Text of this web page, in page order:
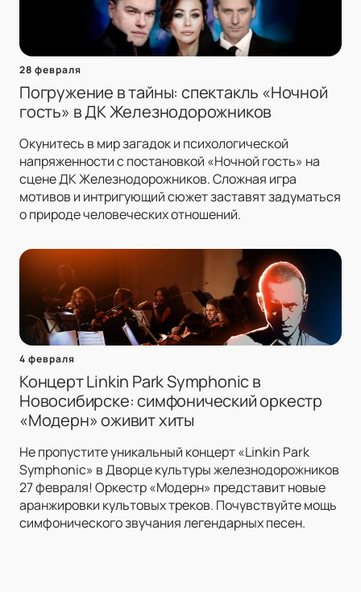
28 февраля
Погружение в тайны: спектакль «Ночной
гость» в ДК Железнодорожников
Окунитесь в мир загадок и психологической
напряженности с постановкой «Ночной гость» на
сцене ДК Железнодорожников. Сложная игра
мотивов и интригующий сюжет заставят задуматься
о природе человеческих отношений.
4 февраля
Концерт Linkin Park Symphonic в
Новосибирске: симфонический оркестр
«Модерн» оживит хиты
Не пропустите уникальный концерт «Linkin Park
Symphonic» в Дворце культуры железнодорожников
27 февраля! Оркестр «Модерн» представит новые
аранжировки культовых треков. Почувствуйте мощь
симфонического звучания легендарных песен.